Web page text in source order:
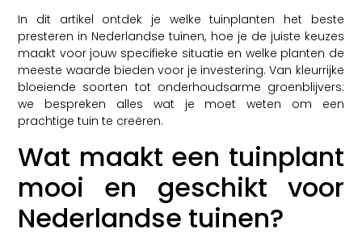
In dit artikel ontdek je welke tuinplanten het beste
presteren in Nederlandse tuinen, hoe je de juiste keuzes
maakt voor jouw specifieke situatie en welke planten de
meeste waarde bieden voor je investering. Van kleurrijke
bloeiende soorten tot onderhoudsarme groenblijvers:
we bespreken alles wat je moet weten om een
prachtige tuin te creëren.
Wat maakt een tuinplant
mooi en geschikt voor
Nederlandse tuinen?